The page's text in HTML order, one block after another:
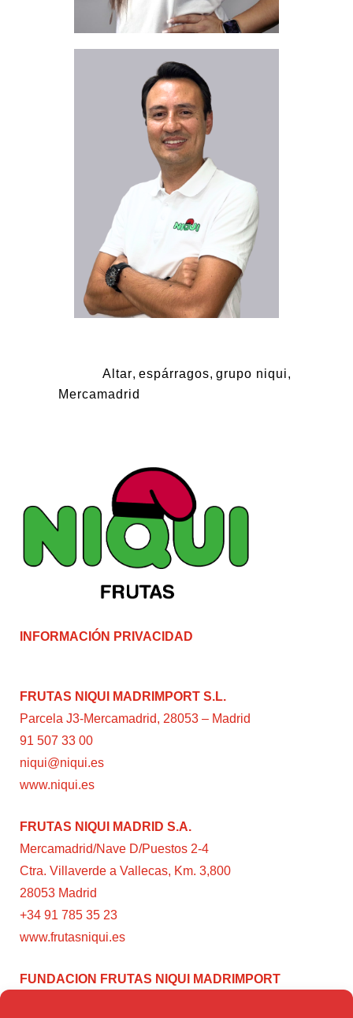
Altar, espárragos, grupo niqui,
Mercamadrid
INFORMACIÓN PRIVACIDAD
FRUTAS NIQUI MADRIMPORT S.L.
Parcela J3-Mercamadrid, 28053 – Madrid
91 507 33 00
niqui@niqui.es
www.niqui.es
FRUTAS NIQUI MADRID S.A.
Mercamadrid/Nave D/Puestos 2-4
Ctra. Villaverde a Vallecas, Km. 3,800
28053 Madrid
+34 91 785 35 23
www.frutasniqui.es
FUNDACION FRUTAS NIQUI MADRIMPORT